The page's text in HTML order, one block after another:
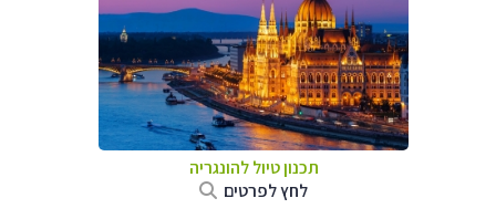
תכנון טיול להונגריה
לחץ לפרטים